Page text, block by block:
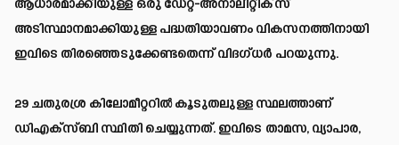
ആധാരമാക്കിയുള്ള ഒരു ഡേറ്റ-അനാലിറ്റിക്‌സ്
അടിസ്ഥാനമാക്കിയുള്ള പദ്ധതിയാവണം വികസനത്തിനായി
ഇവിടെ തിരഞ്ഞെടുക്കേണ്ടതെന്ന് വിദഗ്ധർ പറയുന്നു.
29 ചതുരശ്ര കിലോമീറ്ററിൽ കൂടുതലുള്ള സ്ഥലത്താണ്
ഡിഎക്സ്ബി സ്ഥിതി ചെയ്യുന്നത്. ഇവിടെ താമസ, വ്യാപാര,